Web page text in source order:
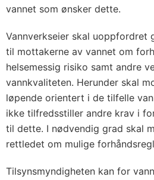
vannet som ønsker dette.
Vannverkseier skal uoppfordret
til mottakerne av vannet om
helsemessig risiko samt andre
vannkvaliteten. Herunder skal
løpende orientert i de tilfelle
ikke tilfredsstiller andre krav i
til dette. I nødvendig grad skal
rettledet om mulige
Tilsynsmyndigheten kan for